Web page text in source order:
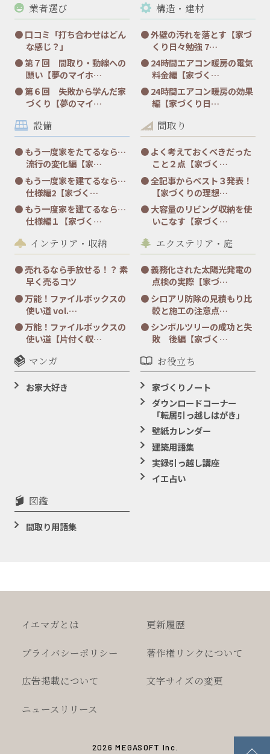
業者選び
口コミ「打ち合わせはどん
な感じ？」
第７回 間取り・動線への
願い【夢のマイホ…
第６回 失敗から学んだ家
づくり【夢のマイ…
構造・建材
外壁の汚れを落とす【家づ
くり日々勉強 7…
24時間エアコン暖房の電気
料金編【家づく…
24時間エアコン暖房の効果
編【家づくり日…
設備
もう一度家をたてるなら…
流行の変化編【家…
もう一度家を建てるなら…
仕様編2【家づく…
もう一度家を建てるなら…
仕様編１【家づく…
間取り
よく考えておくべきだった
こと２点【家づく…
全記事からベスト３発表！
【家づくりの理想…
大容量のリビング収納を使
いこなす【家づく…
インテリア・収納
売れるなら手放せる！？ 素
早く売るコツ
万能！ファイルボックスの
使い道 vol.…
万能！ファイルボックスの
使い道【片付く収…
エクステリア・庭
義務化された太陽光発電の
点検の実際【家づ…
シロアリ防除の見積もり比
較と施工の注意点…
シンボルツリーの成功と失
敗 後編【家づく…
マンガ
お家大好き
お役立ち
家づくりノート
ダウンロードコーナー
「転居引っ越しはがき」
壁紙カレンダー
建築用語集
実録引っ越し講座
イエ占い
図鑑
間取り用語集
イエマガとは 更新履歴
プライバシーポリシー 著作権 リンクについて
広告掲載について 文字サイズの変更
ニュースリリース
2026 MEGASOFT Inc.